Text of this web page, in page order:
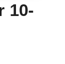
10-